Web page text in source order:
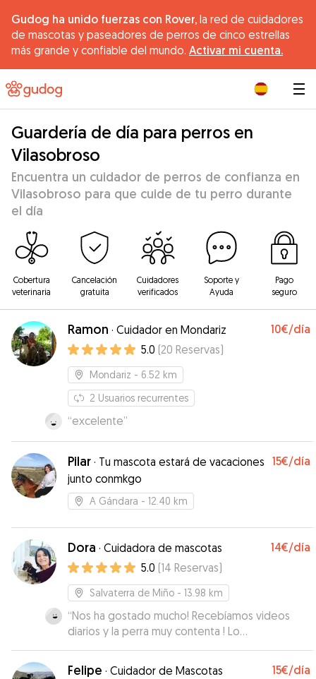
Gudog ha unido fuerzas con Rover, la red de cuidadores
de mascotas y paseadores de perros de cinco estrellas
más grande y confiable del mundo. Activar mi cuenta.
Guardería de día para perros en
Vilasobroso
Encuentra un cuidador de perros de confianza en
Vilasobroso para que cuide de tu perro durante
el día
Cobertura
veterinaria
Cancelación
gratuita
Cuidadores
verificados
Soporte y
Ayuda
Pago
seguro
Ramon · Cuidador en Mondariz 10€/día
5.0 (20 Reservas)
Mondariz - 6.52 km
2 Usuarios recurrentes
“excelente”
Pilar · Tu mascota estará de vacaciones
junto conmkgo
15€/día
A Gándara - 12.40 km
Dora · Cuidadora de mascotas 14€/día
5.0 (14 Reservas)
Salvaterra de Miño - 13.98 km
“Nos ha gostado mucho! Recebíamos videos
diarios y la perra muy contenta ! Lo
recomendamos!😊”
Felipe · Cuidador de Mascotas 15€/día